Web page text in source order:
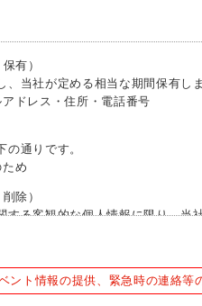
有）
、当社が定める相当な期間保有しま
アドレス・住所・電話番号
通りです。
ため
除）
する客観的な個人情報に限り、
密・ノウハウに属する情報及び
ないものとします。
合）
ト情報の提供、緊急時の連絡等